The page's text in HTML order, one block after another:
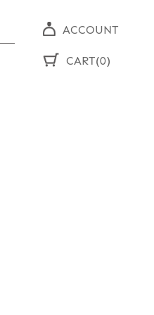
ACCOUNT
CART(0)